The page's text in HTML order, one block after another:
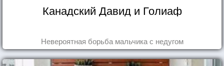
Канадский Давид и Голиаф
Невероятная борьба мальчика с недугом